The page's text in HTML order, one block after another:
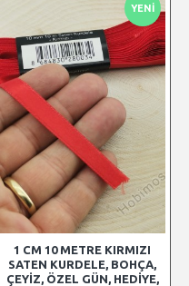
YENI
1 CM 10 METRE KIRMIZI
SATEN KURDELE, BOHÇA,
ÇEYIZ, ÖZEL GÜN, HEDIYE,